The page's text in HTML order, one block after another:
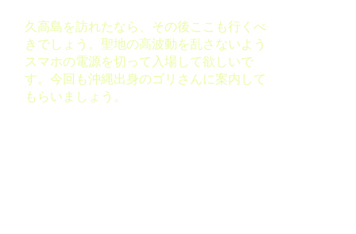
久高島を訪れたなら、その後ここも行くべ
きでしょう。聖地の高波動を乱さないよう
スマホの電源を切って入場して欲しいで
す。今回も沖縄出身のゴリさんに案内して
もらいましょう。